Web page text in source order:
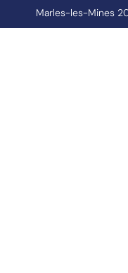
Marles-les-Mines